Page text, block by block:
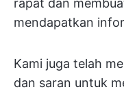
rapat dan
mendapatkan
Kami juga telah
dan saran untuk